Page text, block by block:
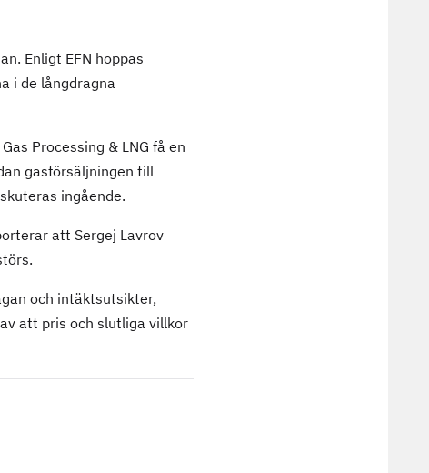
Enligt EFN hoppas
i de långdragna
Processing & LNG få en
gasförsäljningen till
ingående.
att Sergej Lavrov
och intäktsutsikter,
att pris och slutliga villkor